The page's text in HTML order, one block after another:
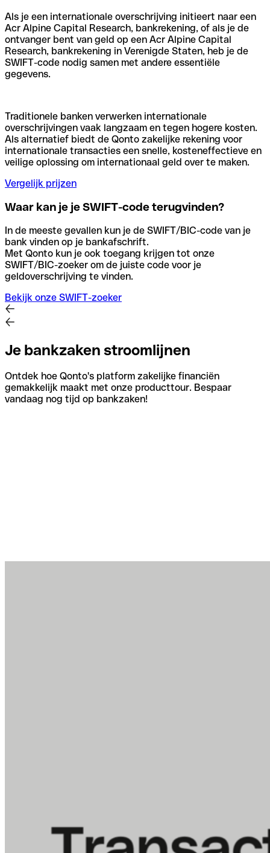
Als je een internationale overschrijving initieert naar een
Acr Alpine Capital Research, bankrekening, of als je de
ontvanger bent van geld op een Acr Alpine Capital
Research, bankrekening in Verenigde Staten, heb je de
SWIFT-code nodig samen met andere essentiële
gegevens.
Traditionele banken verwerken internationale
overschrijvingen vaak langzaam en tegen hogere kosten.
Als alternatief biedt de Qonto zakelijke rekening voor
internationale transacties een snelle, kosteneffectieve en
veilige oplossing om internationaal geld over te maken.
Vergelijk prijzen
Waar kan je je SWIFT-code terugvinden?
In de meeste gevallen kun je de SWIFT/BIC-code van je
bank vinden op je bankafschrift.
Met Qonto kun je ook toegang krijgen tot onze
SWIFT/BIC-zoeker om de juiste code voor je
geldoverschrijving te vinden.
Bekijk onze SWIFT-zoeker
Je bankzaken stroomlijnen
Ontdek hoe Qonto's platform zakelijke financiën
gemakkelijk maakt met onze producttour. Bespaar
vandaag nog tijd op bankzaken!